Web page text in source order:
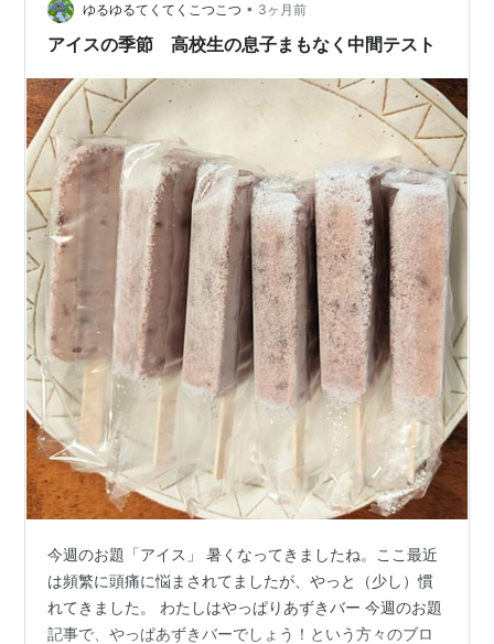
てみようかと思う。 夕方から友人とご飯、ドライブ。 い
い1日。 明日は２年研の動画をさ…
ゆるゆるてくてくこつこつ • 3ヶ月前
アイスの季節 高校生の息子まもなく中間テスト
今週のお題「アイス」 暑くなってきましたね。ここ最近
は頻繁に頭痛に悩まされてましたが、やっと（少し）慣
れてきました。 わたしはやっぱりあずきバー 今週のお題
記事で、やっぱあずきバーでしょう！という方々のブロ